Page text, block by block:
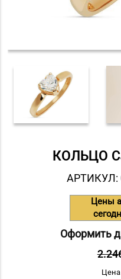
КОЛЬЦО
АРТИКУЛ:
Цены
Оформить
Цена